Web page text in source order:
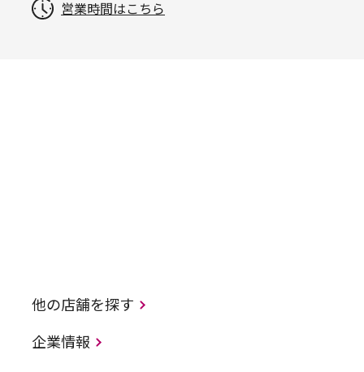
営業時間はこちら
他の店舗を探す
企業情報